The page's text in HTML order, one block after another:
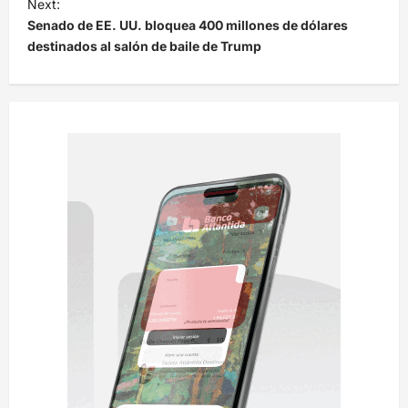
g
a
c
Next:
Senado de EE. UU. bloquea 400 millones de dólares
destinados al salón de baile de Trump